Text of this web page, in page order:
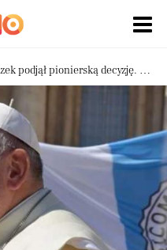
decyzję. Kobieta dopuszczona do głosowania na synodzie